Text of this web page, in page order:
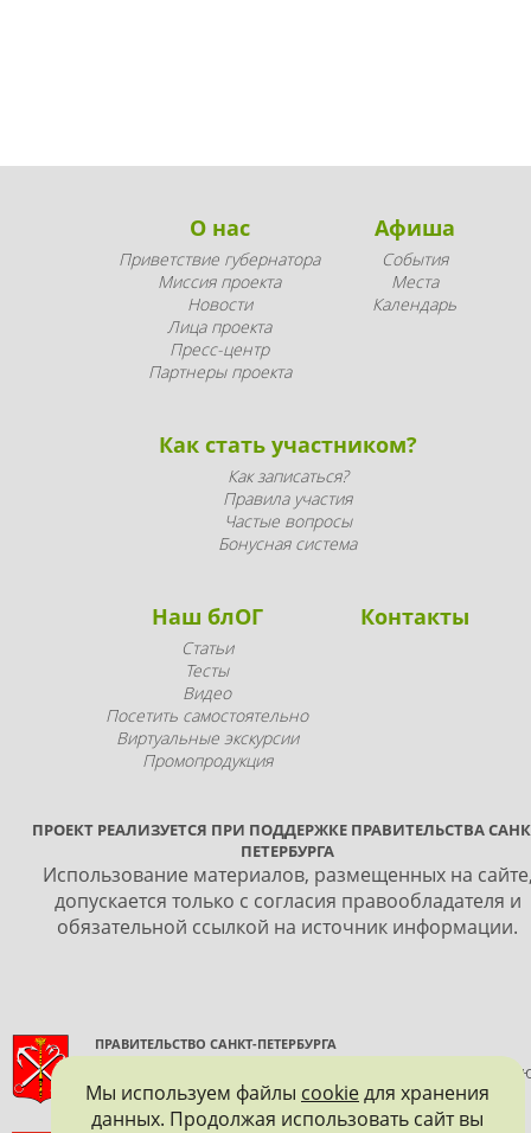
О нас
Приветствие губернатора
Миссия проекта
Новости
Лица проекта
Пресс-центр
Партнеры проекта
Афиша
События
Места
Календарь
Как стать участником?
Как записаться?
Правила участия
Частые вопросы
Бонусная система
Наш блОГ
Статьи
Тесты
Видео
Посетить самостоятельно
Виртуальные экскурсии
Промопродукция
Контакты
ПРОЕКТ РЕАЛИЗУЕТСЯ ПРИ ПОДДЕРЖКЕ ПРАВИТЕЛЬСТВА
ПЕТЕРБУРГА
Использование материалов, размещенных на
допускается только с согласия правообладателя и
обязательной ссылкой на источник информации.
ПРАВИТЕЛЬСТВО САНКТ-ПЕТЕРБУРГА
КОМИТЕТ ПО ГОСУДАРСТВЕННОМУ КОНТРОЛЮ,
И ОХРАНЕ ПАМЯТНИКОВ ИСТОРИИ И КУЛЬТУРЫ
Мы используем файлы cookieдля хранения
данных. Продолжая использовать сайт вы